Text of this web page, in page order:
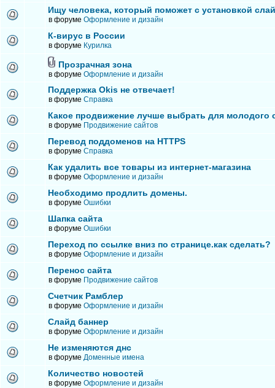
Ищу человека, который поможет с установкой
в форуме Оформление и дизайн
К-вирус в России
в форуме Курилка
Прозрачная зона
в форуме Оформление и дизайн
Поддержка Okis не отвечает!
в форуме Справка
Какое продвижение лучше выбрать для молодого
в форуме Продвижение сайтов
Перевод поддоменов на HTTPS
в форуме Справка
Как удалить все товары из интернет-магазина
в форуме Оформление и дизайн
Необходимо продлить домены.
в форуме Ошибки
Шапка сайта
в форуме Ошибки
Переход по ссылке вниз по странице.как сделать?
в форуме Оформление и дизайн
Перенос сайта
в форуме Продвижение сайтов
Счетчик Рамблер
в форуме Оформление и дизайн
Слайд баннер
в форуме Оформление и дизайн
Не изменяются днс
в форуме Доменные имена
Количество новостей
в форуме Оформление и дизайн